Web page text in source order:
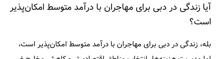
آیا زندگی در دبی برای مهاجران با درآمد متوسط امکان‌پذیر
است؟
بله، زندگی در دبی برای مهاجران با درآمد متوسط امکان‌پذیر است،